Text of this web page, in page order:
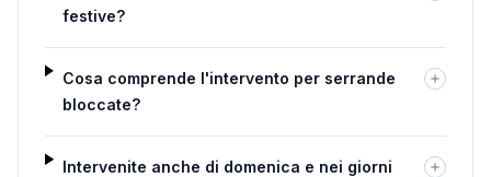
festive?
Cosa comprende l'intervento per serrande
bloccate?
Intervenite anche di domenica e nei giorni